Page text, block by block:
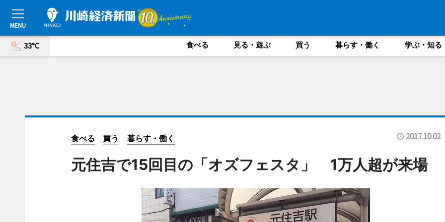
33°C 食べる 見る・遊ぶ 買う 暮らす・働く 学ぶ・知る
食べる 買う 暮らす・働く 2017.10.02
元住吉で15回目の「オズフェスタ」 1万人超が来場